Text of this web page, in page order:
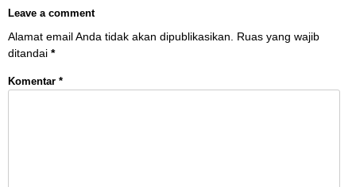
Leave a comment
Alamat email Anda tidak akan dipublikasikan.
Ruas yang wajib
ditandai *
Komentar *